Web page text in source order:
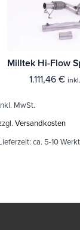
1.111,46 €
MwSt.
Versandkosten
ca. 5-10